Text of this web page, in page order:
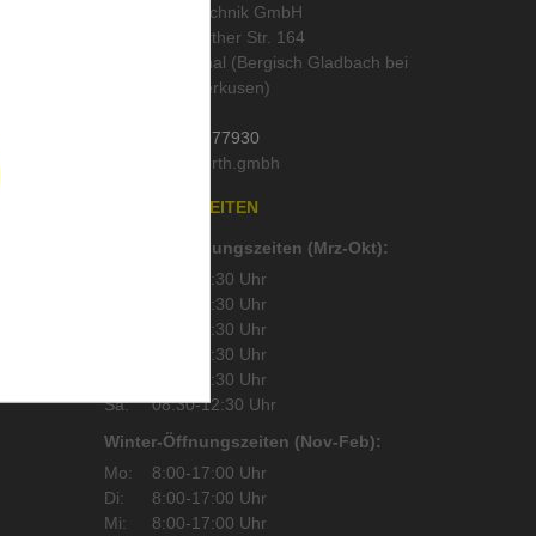
ORTH Landtechnik GmbH
Alte Wipperfürther Str. 164
51519 Odenthal (Bergisch Gladbach bei
Köln und Leverkusen)
02202 / 977930
ÖFFNUNGSZEITEN
Sommer-Öffnungszeiten (Mrz-Okt):
8:00-17:30 Uhr
8:00-17:30 Uhr
8:00-17:30 Uhr
8:00-17:30 Uhr
8:00-17:30 Uhr
Sa:
08:30-12:30 Uhr
Winter-Öffnungszeiten (Nov-Feb):
Mo:
8:00-17:00 Uhr
Di:
8:00-17:00 Uhr
Mi:
8:00-17:00 Uhr